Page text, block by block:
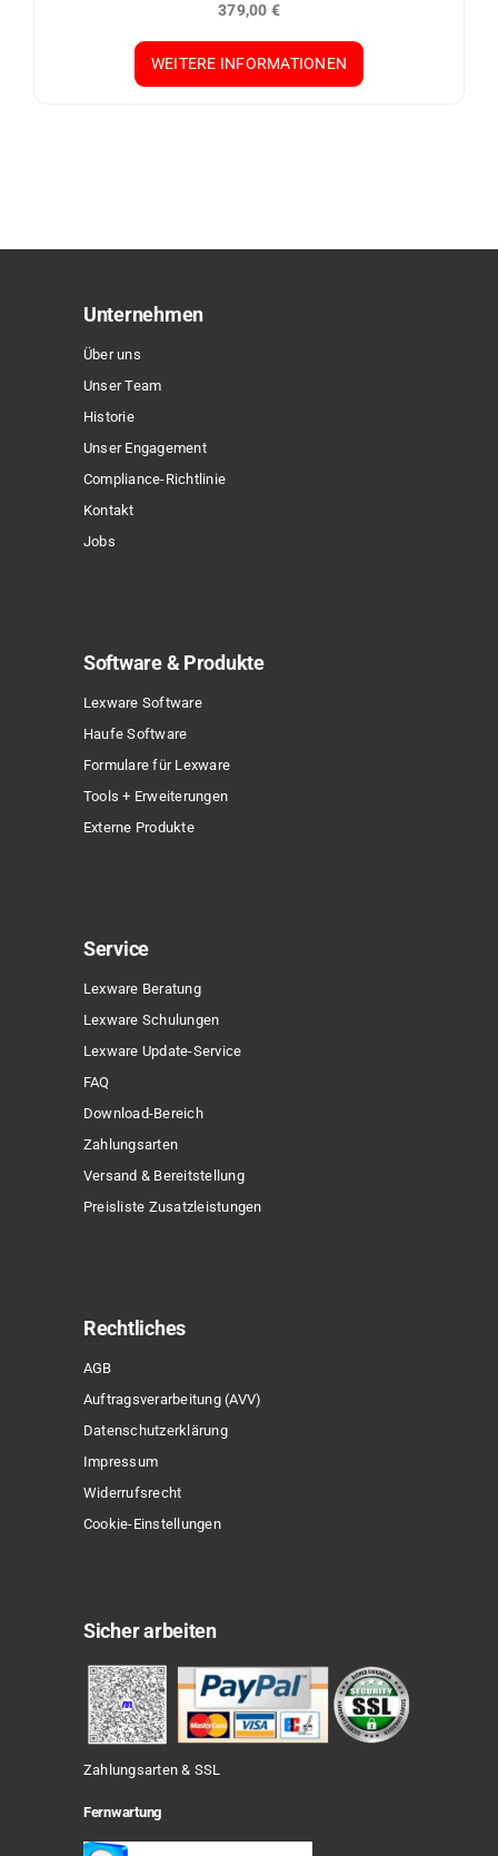
379,00 €
WEITERE INFORMATIONEN
Unternehmen
Über uns
Unser Team
Historie
Unser Engagement
Compliance-Richtlinie
Kontakt
Jobs
Software & Produkte
Lexware Software
Haufe Software
Formulare für Lexware
Tools + Erweiterungen
Externe Produkte
Service
Lexware Beratung
Lexware Schulungen
Lexware Update-Service
FAQ
Download-Bereich
Zahlungsarten
Versand & Bereitstellung
Preisliste Zusatzleistungen
Rechtliches
AGB
Auftragsverarbeitung (AVV)
Datenschutzerklärung
Impressum
Widerrufsrecht
Cookie-Einstellungen
Sicher arbeiten
Zahlungsarten & SSL
Fernwartung